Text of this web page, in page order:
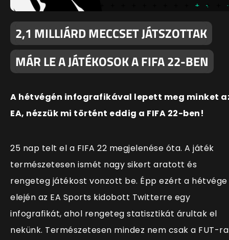
2,1 MILLIÁRD MECCSET JÁTSZOTTAK
MÁR LE A JÁTÉKOSOK A FIFA 22-BEN
A hétvégén infografikával lepett meg minket
EA, nézzük mi történt eddig a FIFA 22-ben!
25 nap telt el a FIFA 22 megjelenése óta. A játék
természetesen ismét nagy sikert aratott és
rengeteg játékost vonzott be. Épp ezért a hétvége
elején az EA Sports kidobott Twitterre egy
infografikát, ahol rengeteg statisztikát árultak el
nekünk. Természetesen mindez nem csak a FUT-ra